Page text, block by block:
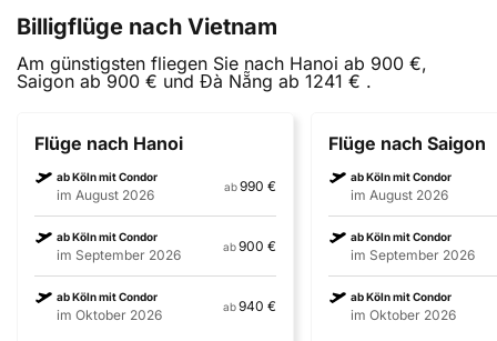
Billigflüge nach Vietnam
Am günstigsten fliegen Sie nach Hanoi ab 900 €,
Saigon ab 900 € und Đà Nẵng ab 1241 € .
Flüge nach Hanoi
ab Köln mit Condor
im August 2026
ab990 €
ab Köln mit Condor
im September 2026
ab900 €
ab Köln mit Condor
im Oktober 2026
ab940 €
Flüge nach Saigon
ab Köln mit Condor
im August 2026
ab Köln mit Condor
im September 2026
ab Köln mit Condor
im Oktober 2026